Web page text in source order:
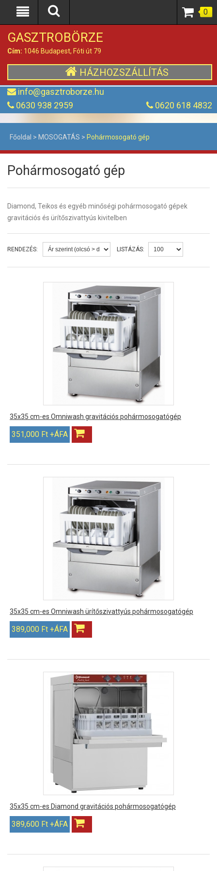
GASZTROBÖRZE
Cím: 1046 Budapest, Fóti út 79
HÁZHOZSZÁLLÍTÁS
info@gasztroborze.hu
0630 938 2959
0620 618 4832
0
Főoldal > MOSOGATÁS > Pohármosogató gép
Pohármosogató gép
Diamond, Teikos és egyéb minőségi pohármosogató gépek
gravitációs és ürítőszivattyús kivitelben
RENDEZÉS: LISTÁZÁS:
35x35 cm-es Omniwash gravitációs pohármosogatógép
351,000 Ft +ÁFA
35x35 cm-es Omniwash ürítőszivattyús pohármosogatógép
389,000 Ft +ÁFA
35x35 cm-es Diamond gravitációs pohármosogatógép
389,600 Ft +ÁFA